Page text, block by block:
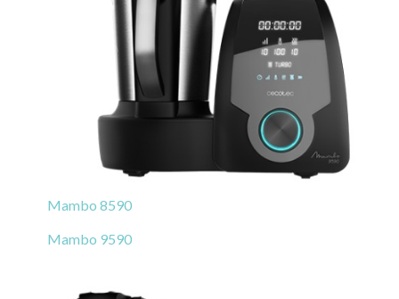
Mambo 8590
Mambo 9590